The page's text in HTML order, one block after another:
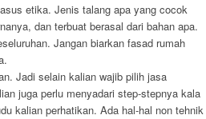
etika. Jenis talang apa yang cocok
dan terbuat berasal dari bahan apa.
Jangan biarkan fasad rumah
Jadi selain kalian wajib pilih jasa
juga perlu menyadari step-stepnya kala
kalian perhatikan. Ada hal-hal non tehnik